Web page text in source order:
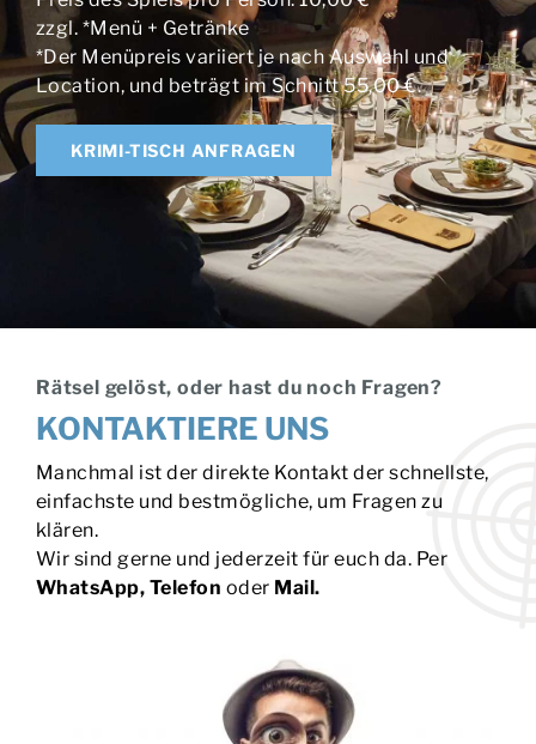
zzgl. *Menü + Getränke
*Der Menüpreis variiert je nach Auswahl und
Location, und beträgt im Schnitt 55,00 €.
KRIMI-TISCH ANFRAGEN
Rätsel gelöst, oder hast du noch Fragen?
KONTAKTIERE UNS
Manchmal ist der direkte Kontakt der schnellste,
einfachste und bestmögliche, um Fragen zu
klären.
Wir sind gerne und jederzeit für euch da. Per
WhatsApp, Telefon oder Mail.